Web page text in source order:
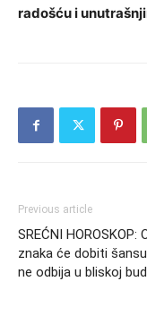
radošću i
Previous article
SREĆNI HOROSKOP:
znaka će dobiti
ne odbija u bliskoj